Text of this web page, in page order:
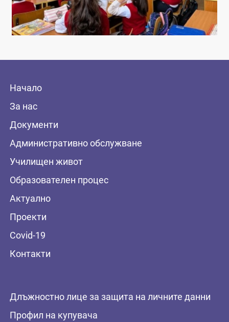
Начало
За нас
Документи
Административно обслужване
Училищен живот
Образователен процес
Актуално
Проекти
Covid-19
Контакти
Длъжностно лице за защита на личните данни
Профил на купувача